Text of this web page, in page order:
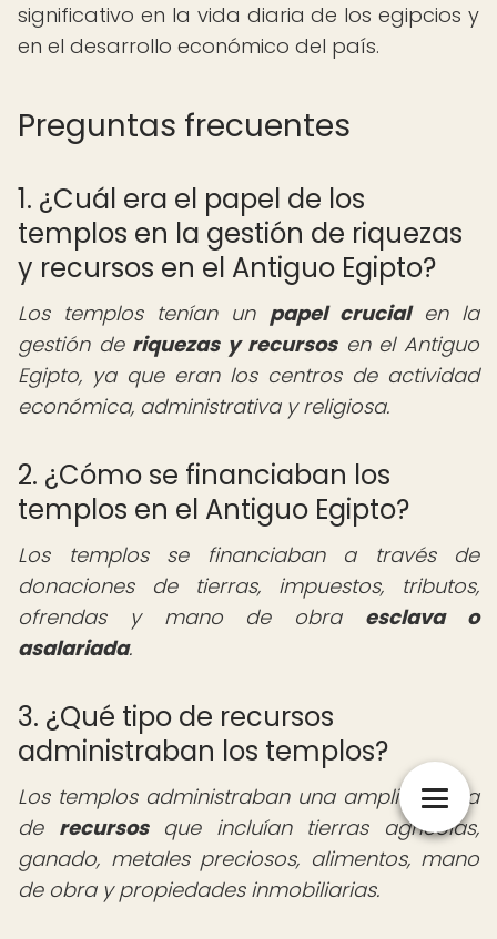
significativo en la vida diaria de los egipcios y
en el desarrollo económico del país.
Preguntas frecuentes
1. ¿Cuál era el papel de los
templos en la gestión de riquezas
y recursos en el Antiguo Egipto?
Los templos tenían un papel crucialen la
gestión de riquezas y recursosen el Antiguo
Egipto, ya que eran los centros de actividad
económica, administrativa y religiosa.
2. ¿Cómo se financiaban los
templos en el Antiguo Egipto?
Los templos se financiaban a través de
donaciones de tierras, impuestos, tributos,
ofrendas y mano de obra esclava o
asalariada.
3. ¿Qué tipo de recursos
administraban los templos?
Los templos administraban una amplia gama
de recursosque incluían tierras agrícolas,
ganado, metales preciosos, alimentos, mano
de obra y propiedades inmobiliarias.